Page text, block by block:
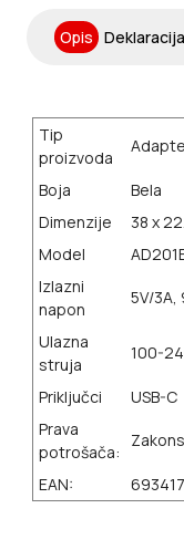
Opis Deklaracija
Tip
proizvoda
Boja
Bela
Dimenzije
38 x
Model
Izlazni
napon
5V/3A,
Ulazna
struja
100-
Priključci
USB-C
Prava
potrošača:
EAN: